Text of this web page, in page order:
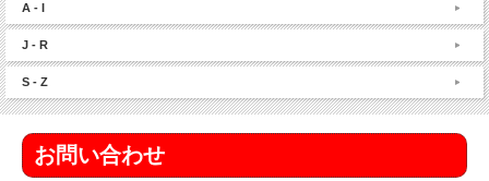
A - I
J - R
S - Z
お問い合わせ